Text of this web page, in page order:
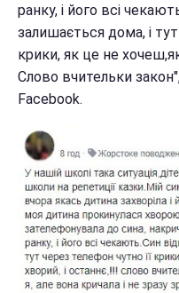
ранку, і його всі
залишається дома, і
крики, як це не
Слово вчительки
Facebook.